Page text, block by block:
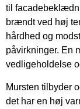
til
brændt ved høj
hårdhed og
påvirkninger. En
vedligeholdelse
Mursten tilbyder
det har en høj